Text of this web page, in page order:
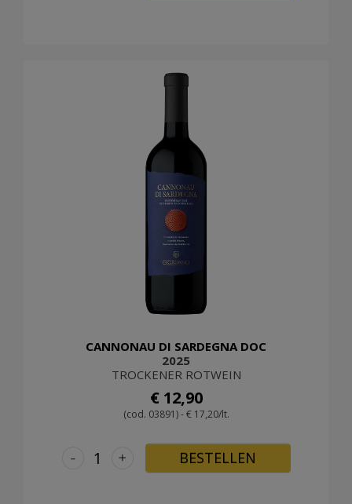
CANNONAU DI SARDEGNA DOC
2025
TROCKENER ROTWEIN
€ 12,90
(cod. 03891) - € 17,20/lt.
+
- BESTELLEN